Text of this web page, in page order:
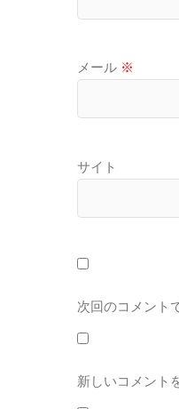
メール ※
サイト
次回のコメント
新しいコメント